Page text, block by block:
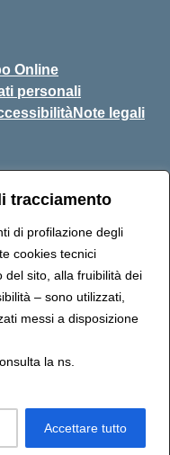
tracciamento
di profilazione degli
cookies tecnici
del sito, alla fruibilità dei
– sono utilizzati,
messi a disposizione
la ns.
Accettare tutto
Online
personali
Note legali